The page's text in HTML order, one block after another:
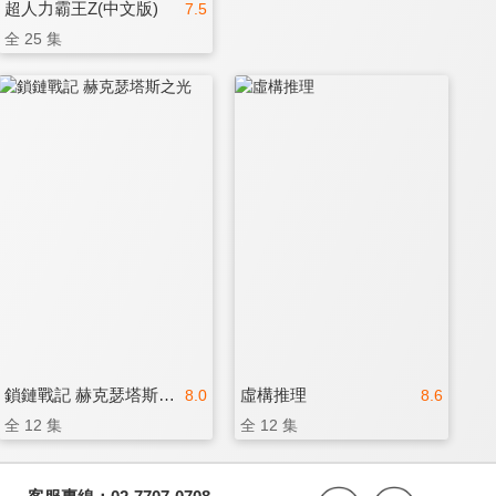
7.5
超人力霸王Z(中文版)
全 25 集
8.0
鎖鏈戰記 赫克瑟塔斯之光
全 12 集
8.6
虛構推理
全 12 集